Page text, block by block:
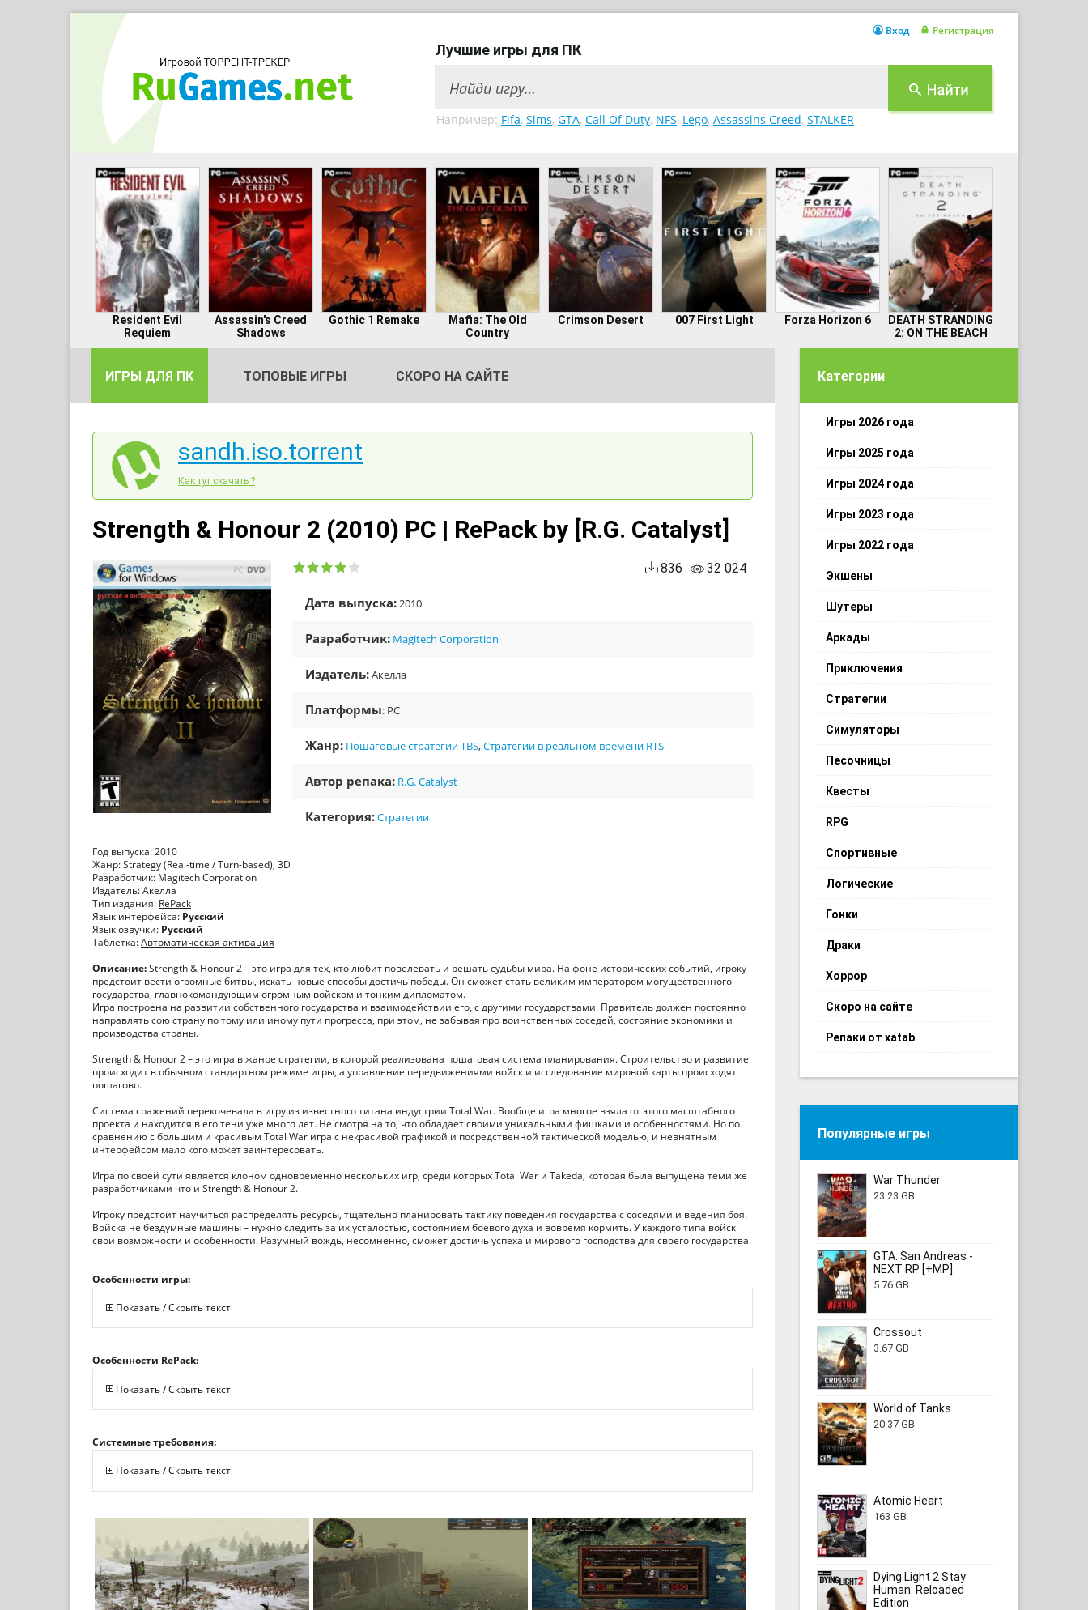
Лучшие игры для ПК
Например: Fifa, Sims, GTA, Call Of Duty, NFS, Lego, Assassins Creed, STALKER
Вход Регистрация
Resident Evil
Requiem
Assassin's Creed
Shadows
Gothic 1 Remake
Mafia: The Old
Country
Crimson Desert 007 First Light Forza Horizon 6
DEATH STRANDING
2: ON THE BEACH
ИГРЫ ДЛЯ ПК ТОПОВЫЕ ИГРЫ СКОРО НА САЙТЕ
sandh.iso.torrent
Как тут скачать ?
Strength & Honour 2 (2010) PC | RePack by [R.G. Catalyst]
32 024
836
Дата выпуска:2010
Разработчик: Magitech Corporation
Издатель:Акелла
Платформы: PC
Жанр: Пошаговые стратегии TBS,Стратегии в реальном времени RTS
Автор репака: R.G. Catalyst
Категория:Стратегии
Год выпуска: 2010
Жанр: Strategy (Real-time / Turn-based), 3D
Разработчик: Magitech Corporation
Издатель: Акелла
Тип издания: RePack
Язык интерфейса: Русский
Язык озвучки: Русский
Таблетка:Автоматическая активация
Описание:Strength & Honour 2 – это игра для тех, кто любит повелевать и решать судьбы мира. На фоне исторических событий, игроку
предстоит вести огромные битвы, искать новые способы достичь победы. Он сможет стать великим императором могущественного
государства, главнокомандующим огромным войском и тонким дипломатом.
Игра построена на развитии собственного государства и взаимодействии его, с другими государствами. Правитель должен постоянно
направлять сою страну по тому или иному пути прогресса, при этом, не забывая про воинственных соседей, состояние экономики и
производства страны.
Strength & Honour 2 – это игра в жанре стратегии, в которой реализована пошаговая система планирования. Строительство и развитие
происходит в обычном стандартном режиме игры, а управление передвижениями войск и исследование мировой карты происходят
пошагово.
Система сражений перекочевала в игру из известного титана индустрии Total War. Вообще игра многое взяла от этого масштабного
проекта и находится в его тени уже много лет. Не смотря на то, что обладает своими уникальными фишками и особенностями. Но по
сравнению с большим и красивым Total War игра с некрасивой графикой и посредственной тактической моделью, и невнятным
интерфейсом мало кого может заинтересовать.
Игра по своей сути является клоном одновременно нескольких игр, среди которых Total War и Takeda, которая была выпущена теми же
разработчиками что и Strength & Honour 2.
Игроку предстоит научиться распределять ресурсы, тщательно планировать тактику поведения государства с соседями и ведения боя.
Войска не бездумные машины – нужно следить за их усталостью, состоянием боевого духа и вовремя кормить. У каждого типа войск
свои возможности и особенности. Разумный вождь, несомненно, сможет достичь успеха и мирового господства для своего государства.
Особенности игры:
Показать / Скрыть текст
Особенности RePack:
Показать / Скрыть текст
Системные требования:
Показать / Скрыть текст
Категории
Игры 2026 года
Игры 2025 года
Игры 2024 года
Игры 2023 года
Игры 2022 года
Экшены
Шутеры
Аркады
Приключения
Стратегии
Симуляторы
Песочницы
Квесты
RPG
Спортивные
Логические
Гонки
Драки
Хоррор
Скоро на сайте
Репаки от xatab
Популярные игры
War Thunder
23.23 GB
GTA: San Andreas -
NEXT RP [+MP]
5.76 GB
Crossout
3.67 GB
World of Tanks
20.37 GB
Atomic Heart
163 GB
Dying Light 2 Stay
Human: Reloaded
Edition